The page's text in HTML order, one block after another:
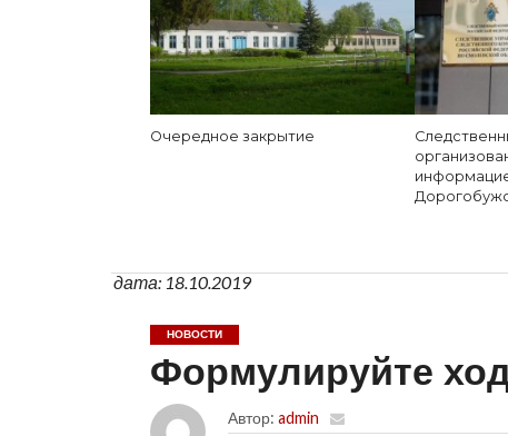
Очередное закрытие
дата: 18.10.2019
НОВОСТИ
Формулируйте
Автор: admin